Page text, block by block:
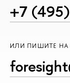
+7
ИЛИ ПИШИТЕ НА